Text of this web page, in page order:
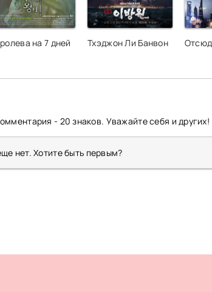
на 7 дней Тхэджон Ли Банвон
- 20 знаков. Уважайте себя и других!
нет. Хотите быть первым?